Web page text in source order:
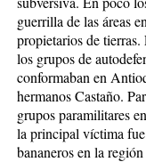
guerrilla de las áreas
propietarios de
los grupos de
conformaban en
hermanos Castaño.
grupos paramilitares
la principal víctima fue
bananeros en la